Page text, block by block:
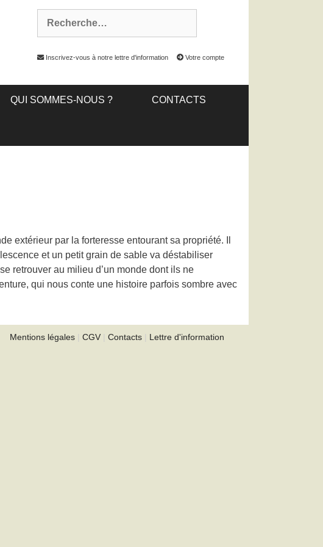
Inscrivez-vous à notre lettre d'information Votre compte
QUI SOMMES-NOUS ? CONTACTS
extérieur par la forteresse entourant sa propriété. Il
et un petit grain de sable va déstabiliser
retrouver au milieu d’un monde dont ils ne
qui nous conte une histoire parfois sombre avec
Mentions légales CGV Contacts Lettre d'information